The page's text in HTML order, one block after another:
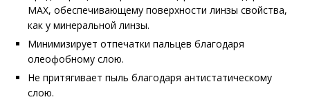
МАХ, обеспечивающему поверхности линзы свойства,
как у минеральной линзы.
Минимизирует отпечатки пальцев благодаря
олеофобному слою.
Не притягивает пыль благодаря антистатическому
слою.